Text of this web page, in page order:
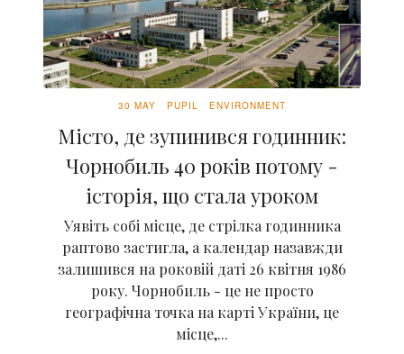
30 MAY PUPIL ENVIRONMENT
Місто, де зупинився годинник:
Чорнобиль 40 років потому -
історія, що стала уроком
Уявіть собі місце, де стрілка годинника
раптово застигла, а календар назавжди
залишився на роковій даті 26 квітня 1986
року. Чорнобиль - це не просто
географічна точка на карті України, це
місце,...